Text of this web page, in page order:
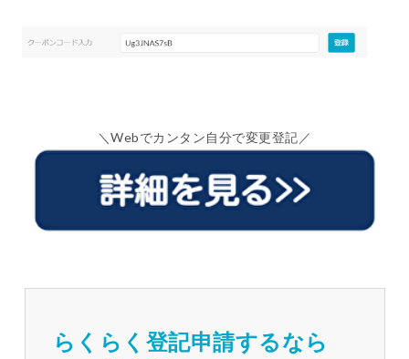
＼Webでカンタン自分で変更登記／
らくらく登記申請するなら